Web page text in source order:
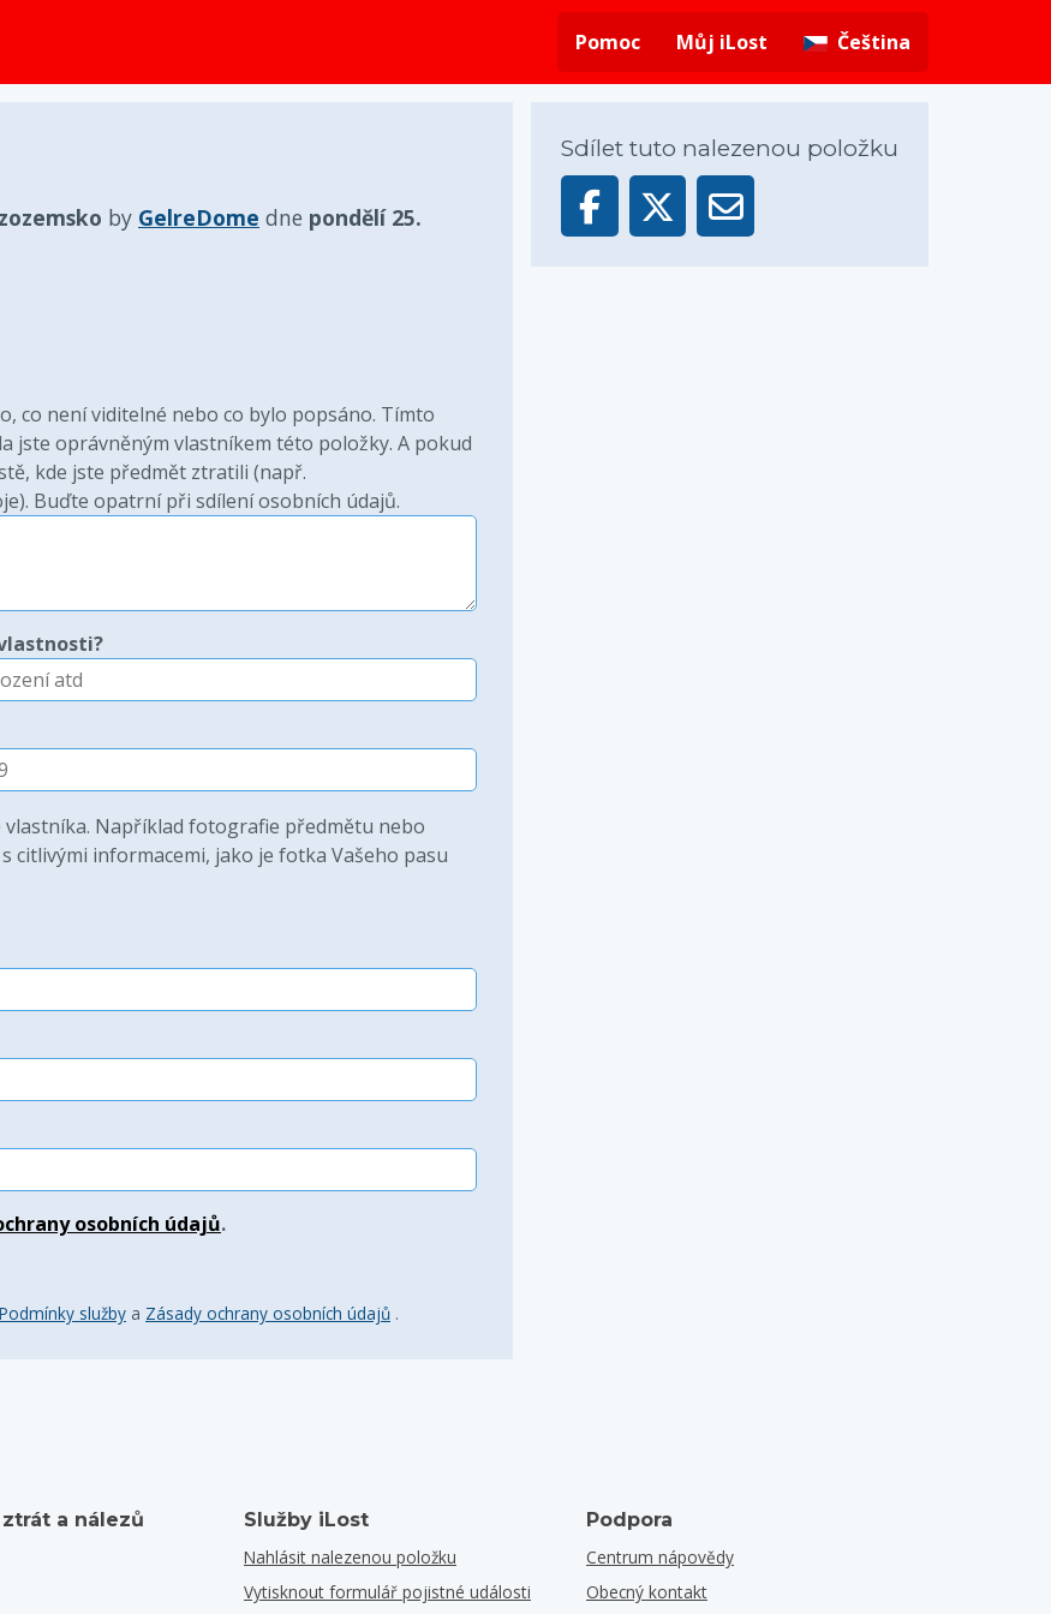
Pomoc
Můj iLost Čeština
by GelreDome dne pondělí 25.
co není viditelné nebo co bylo popsáno. Tímto
jste oprávněným vlastníkem této položky. A pokud
kde jste předmět ztratili (např.
Buďte opatrní při sdílení osobních údajů.
Například fotografie předmětu nebo
citlivými informacemi, jako je fotka Vašeho pasu
osobních údajů.
Podmínky služby a Zásady ochrany osobních údajů .
Sdílet tuto nalezenou položku
a nálezů
Služby iLost
Nahlásit nalezenou položku
Vytisknout formulář pojistné události
Podpora
Centrum nápovědy
Obecný kontakt